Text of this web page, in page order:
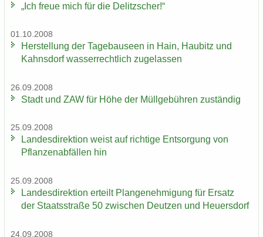
„Ich freue mich für die De­litz­scher!“
01.10.2008
Her­stel­lung der Ta­ge­bau­se­en in Hain, Hau­bitz und
Kahns­dorf was­ser­recht­lich zu­ge­las­sen
26.09.2008
Stadt und ZAW für Höhe der Müll­ge­büh­ren zu­stän­dig
25.09.2008
Lan­des­di­rek­ti­on weist auf rich­ti­ge Ent­sor­gung von
Pflan­zen­ab­fäl­len hin
25.09.2008
Lan­des­di­rek­ti­on er­teilt Plan­ge­neh­mi­gung für Er­satz
der Staats­stra­ße 50 zwi­schen Deut­zen und Heu­ers­dorf
24.09.2008